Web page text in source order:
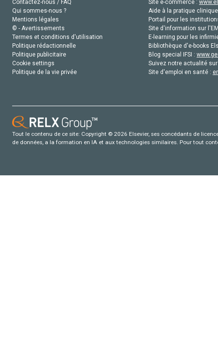
Contactez-nous / FAQ
Qui sommes-nous ?
Mentions légales
© - Avertissements
Termes et conditions d'utilisation
Politique rédactionnelle
Politique publicitaire
Cookie settings
Politique de la vie privée
Site e-commerce :
Aide à la pratique
Portail pour les
Site d'information sur
E-learning pour les
Bibliothèque d'e-books
Blog special IFSI :
Suivez notre actualité
Site d'emploi en santé :
Tout le contenu de ce site: Copyright © 2026 Elsevier, ses concédants de
de données, a la formation en IA et aux technologies similaires. Pour tout